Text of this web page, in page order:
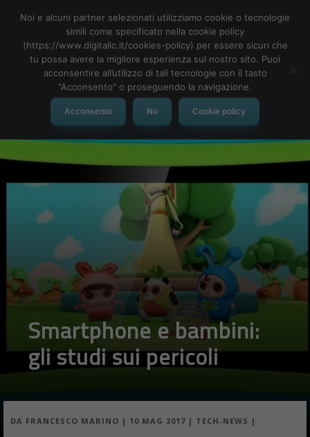
MENU
Smartphone e bambini:
gli studi sui pericoli
DA FRANCESCO MARINO | 10 MAG 2017 | TECH-NEWS |
Noi e alcuni partner selezionati utilizziamo cookie o tecnologie
simili come specificato nella cookie policy
(https://www.digitalic.it/cookies-policy) per essere sicuri che
tu possa avere la migliore esperienza sul nostro sito. Puoi
acconsentire all’utilizzo di tali tecnologie con il tasto
"Acconsento" o proseguendo la navigazione.
Acconsento No Cookie policy